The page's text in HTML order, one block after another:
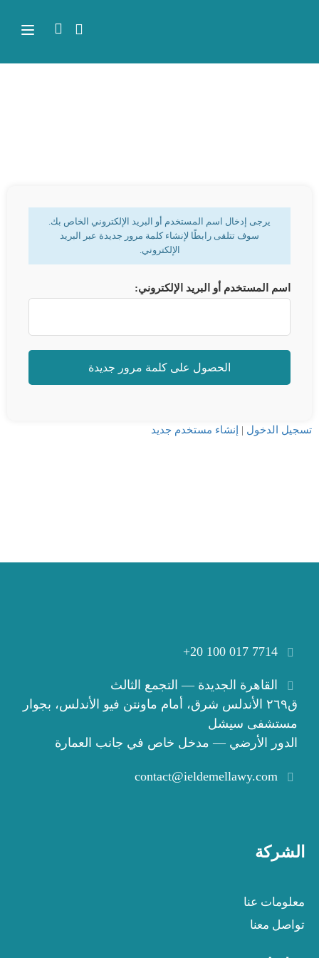
يرجى إدخال اسم المستخدم أو البريد الإلكتروني الخاص بك.
سوف تتلقى رابطًا لإنشاء كلمة مرور جديدة عبر البريد
الإلكتروني.
اسم المستخدم أو البريد الإلكتروني:
تسجيل الدخول | إنشاء مستخدم جديد
+20 100 017 7714
القاهرة الجديدة — التجمع الثالث
ق٢٦٩ الأندلس شرق، أمام ماونتن فيو الأندلس، بجوار
مستشفى سيشل
الدور الأرضي — مدخل خاص في جانب العمارة
contact@ieldemellawy.com
الشركة
معلومات عنا
تواصل معنا